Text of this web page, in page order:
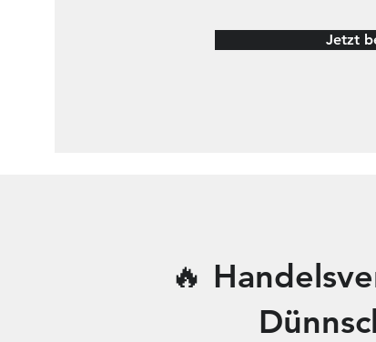
Jetzt
🔥